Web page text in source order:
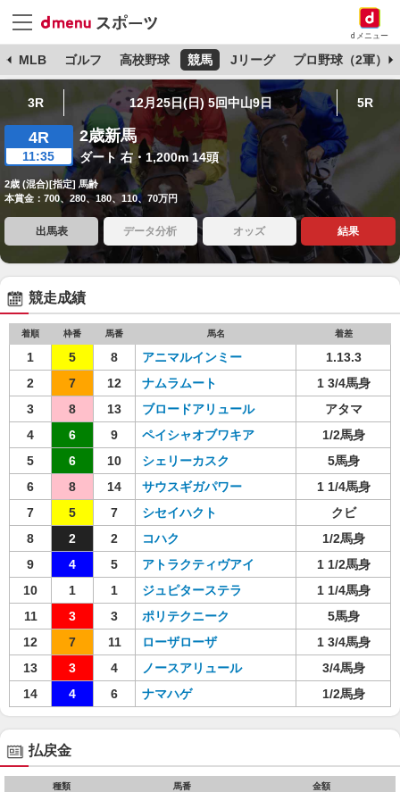
dメニュー
MLB ゴルフ 高校野球 競馬 Jリーグ プロ野球（2軍）
3R 12月25日(日) 5回中山9日 5R
4R
11:35
2歳新馬
ダート 右・1,200m 14頭
2歳 (混合)[指定] 馬齢
本賞金：700、280、180、110、70万円
出馬表 データ分析 オッズ 結果
競走成績
着順 枠番 馬番 馬名 着差
1 5 8 アニマルインミー
1.13.3
2
7 12 ナムラムート
1 3/4馬身
3
8 13 ブロードアリュール
アタマ
4
6 9 ペイシャオブワキア
1/2馬身
5
6 10 シェリーカスク
5馬身
6
8 14 サウスギガパワー
1 1/4馬身
7
5 7 シセイハクト
クビ
8
2 2 コハク
1/2馬身
9
4 5 アトラクティヴアイ
1 1/2馬身
10
1 1 ジュピターステラ
1 1/4馬身
11
3 3 ポリテクニーク
5馬身
12
7 11 ローザローザ
1 3/4馬身
13
3 4 ノースアリュール
3/4馬身
14
4 6 ナマハゲ 1/2馬身
払戻金
種類 馬番 金額